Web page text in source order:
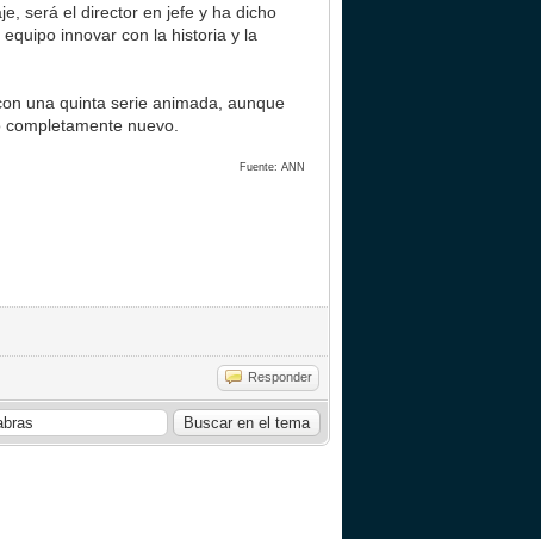
será el director en jefe y ha dicho
innovar con la historia y la
una quinta serie animada, aunque
nuevo.
Fuente: ANN
Responder